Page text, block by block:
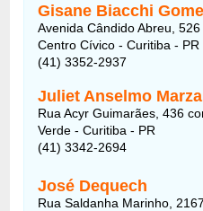
Gisane Biacchi
Avenida Cândido Abreu,
Centro Cívico - Curitiba - PR
(41) 3352-2937
Juliet Anselmo
Rua Acyr Guimarães, 436
Verde - Curitiba - PR
(41) 3342-2694
José Dequech
Rua Saldanha Marinho,